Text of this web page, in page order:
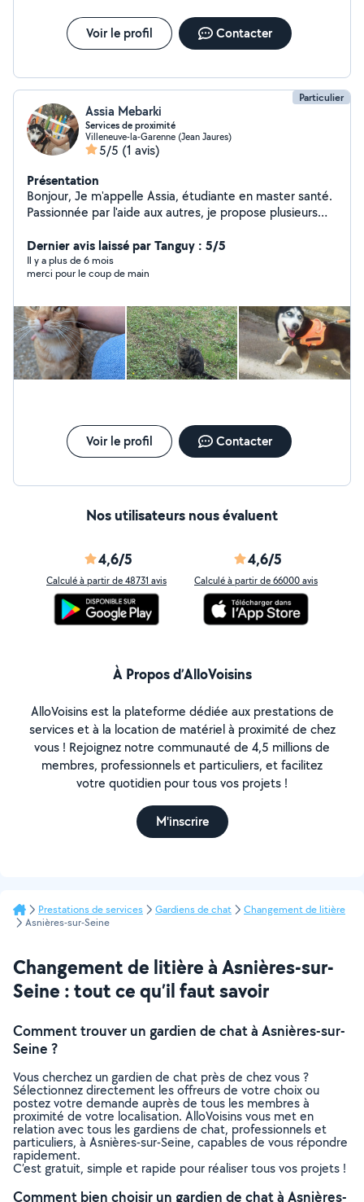
Voir le profil Contacter
Particulier
Assia Mebarki
Services de proximité
Villeneuve-la-Garenne (Jean Jaures)
5/5 (1 avis)
Présentation
Bonjour, Je m'appelle Assia, étudiante en master santé.
Passionnée par l'aide aux autres, je propose plusieurs
Promenade et garde d'animaux - Garde d'enfants -
Dernier avis laissé par Tanguy : 5/5
Il y a plus de 6 mois
merci pour le coup de main
Voir le profil Contacter
Nos utilisateurs nous évaluent
4,6/5
Calculé à partir de 48731 avis
4,6/5
Calculé à partir de 66000 avis
À Propos d’AlloVoisins
AlloVoisins est la plateforme dédiée aux prestations de
services et à la location de matériel à proximité de chez
vous ! Rejoignez notre communauté de 4,5 millions de
membres, professionnels et particuliers, et facilitez
votre quotidien pour tous vos projets !
M'inscrire
Prestations de services Gardiens de chat
Changement de litière
Asnières-sur-Seine
Changement de litière à Asnières-sur-
Seine : tout ce qu’il faut savoir
Comment trouver un gardien de chat à Asnières-sur-
Seine ?
Vous cherchez un gardien de chat près de chez vous ?
Sélectionnez directement les offreurs de votre choix ou
postez votre demande auprès de tous les membres à
proximité de votre localisation. AlloVoisins vous met en
relation avec tous les gardiens de chat, professionnels et
particuliers, à Asnières-sur-Seine, capables de vous répondre
rapidement.
C’est gratuit, simple et rapide pour réaliser tous vos projets !
Comment bien choisir un gardien de chat à Asnières-